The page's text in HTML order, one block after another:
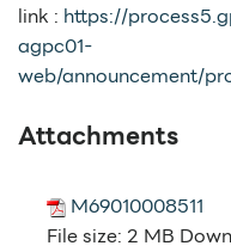
link : https://
agpc01-
web/announcement/
Attachments
M69010008511
File size: 2 MB